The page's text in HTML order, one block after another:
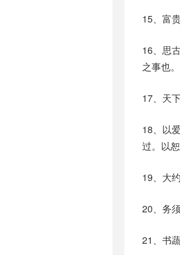
15、富
16、思
之事也。
17、天
18、以
过。以
19、大
20、务
21、书